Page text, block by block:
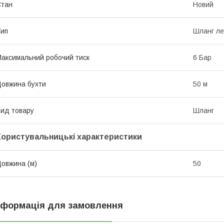
Новий
Шланг
робочий тиск 6 Бар
бухти 50 м
товару Шланг
характеристики
(м) 50
для замовлення